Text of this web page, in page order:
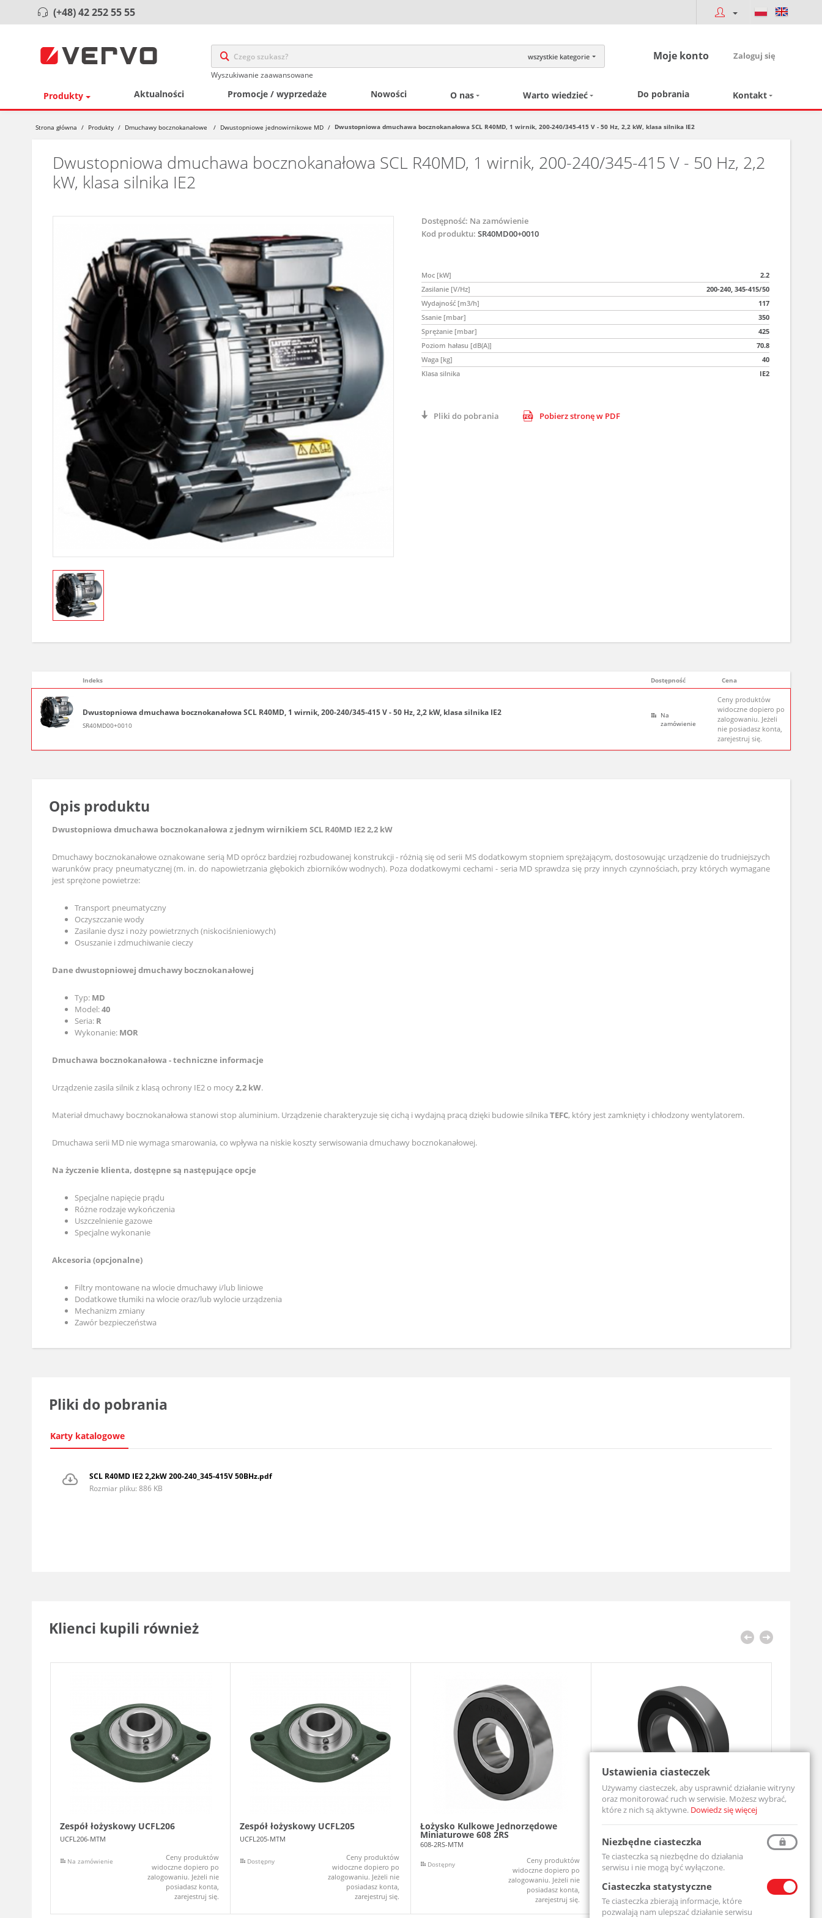
(+48) 42 252 55 55
wszystkie kategorie
Wyszukiwanie zaawansowane
Moje konto Zaloguj się
Produkty Aktualności Promocje / wyprzedaże Nowości O nas Warto wiedzieć Do pobrania Kontakt
Strona główna / Produkty / Dmuchawy bocznokanałowe / Dwustopniowe jednowirnikowe MD / Dwustopniowa dmuchawa bocznokanałowa SCL R40MD, 1 wirnik, 200-240/345-415 V - 50 Hz, 2,2 kW, klasa silnika IE2
Dwustopniowa dmuchawa bocznokanałowa SCL R40MD, 1 wirnik, 200-240/345-415 V - 50 Hz, 2,2
kW, klasa silnika IE2
Dostępność: Na zamówienie
Kod produktu: SR40MD00+0010
Moc [kW]
2.2
Zasilanie [V/Hz]
200-240, 345-415/50
Wydajność [m3/h]
117
Ssanie [mbar]
350
Sprężanie [mbar]
425
Poziom hałasu [dB(A)]
70.8
Waga [kg]
40
Klasa silnika
IE2
Pliki do pobrania Pobierz stronę w PDF
Indeks Dostępność Cena
Dwustopniowa dmuchawa bocznokanałowa SCL R40MD, 1 wirnik, 200-240/345-415 V - 50 Hz, 2,2 kW, klasa silnika IE2
SR40MD00+0010
Na
zamówienie
Ceny produktów
widoczne dopiero po
zalogowaniu. Jeżeli
nie posiadasz konta,
zarejestruj się.
Opis produktu
Dwustopniowa dmuchawa bocznokanałowa z jednym wirnikiem SCL R40MD IE2 2,2 kW
Dmuchawy bocznokanałowe oznakowane serią MD oprócz bardziej rozbudowanej konstrukcji - różnią się od serii MS dodatkowym stopniem sprężającym, dostosowując urządzenie do trudniejszych
warunków pracy pneumatycznej (m. in. do napowietrzania głębokich zbiorników wodnych). Poza dodatkowymi cechami - seria MD sprawdza się przy innych czynnościach, przy których wymagane
jest sprężone powietrze:
Transport pneumatyczny
Oczyszczanie wody
Zasilanie dysz i noży powietrznych (niskociśnieniowych)
Osuszanie i zdmuchiwanie cieczy
Dane dwustopniowej dmuchawy bocznokanałowej
Typ: MD
Model:40
Seria: R
Wykonanie: MOR
Dmuchawa bocznokanałowa - techniczne informacje
Urządzenie zasila silnik z klasą ochrony IE2 o mocy2,2 kW.
Materiał dmuchawy bocznokanałowa stanowi stop aluminium. Urządzenie charakteryzuje się cichą i wydajną pracą dzięki budowie silnika TEFC, który jest zamknięty i chłodzony wentylatorem.
Dmuchawa serii MD nie wymaga smarowania, co wpływa na niskie koszty serwisowania dmuchawy bocznokanałowej.
Na życzenie klienta, dostępne są następujące opcje
Specjalne napięcie prądu
Różne rodzaje wykończenia
Uszczelnienie gazowe
Specjalne wykonanie
Akcesoria (opcjonalne)
Filtry montowane na wlocie dmuchawy i/lub liniowe
Dodatkowe tłumiki na wlocie oraz/lub wylocie urządzenia
Mechanizm zmiany
Zawór bezpieczeństwa
Pliki do pobrania
Karty katalogowe
SCL R40MD IE2 2,2kW 200-240_345-415V 50BHz.pdf
Rozmiar pliku: 886 KB
Klienci kupili również
Zespół łożyskowy UCFL206
UCFL206-MTM
Na zamówienie
Ceny produktów
widoczne dopiero po
zalogowaniu. Jeżeli nie
posiadasz konta,
zarejestruj się.
Zespół łożyskowy UCFL205
UCFL205-MTM
Dostępny
Ceny produktów
widoczne dopiero po
zalogowaniu. Jeżeli nie
posiadasz konta,
zarejestruj się.
Łożysko Kulkowe Jednorzędowe
Miniaturowe 608 2RS
608-2RS-MTM
Dostępny
Ceny produktów
widoczne dopiero po
zalogowaniu. Jeżeli nie
posiadasz konta,
zarejestruj się.
Łożysko Kulkowe Jednorzędowe 6204
6204-2RS-MTM
Dostępny
Ceny produktów
widoczne dopiero po
posiadasz konta,
zarejestruj się.
Zespół
UCF206-
Ustawienia ciasteczek
Używamy ciasteczek, aby usprawnić działanie witryny
oraz monitorować ruch w serwisie. Możesz wybrać,
które z nich są aktywne. Dowiedz się więcej
Niezbędne ciasteczka
Te ciasteczka są niezbędne do działania
serwisu i nie mogą być wyłączone.
Ciasteczka statystyczne
Te ciasteczka zbierają informacje, które
pozwalają nam ulepszać działanie serwisu